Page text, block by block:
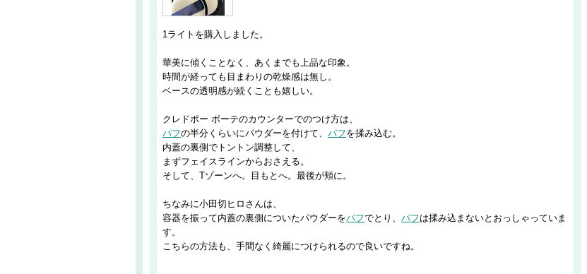
1ライトを購入しました。
華美に傾くことなく、あくまでも上品な印象。
時間が経っても目まわりの乾燥感は無し。
ベースの透明感が続くことも嬉しい。
クレドポー ボーテのカウンターでのつけ方は、
パフの半分くらいにパウダーを付けて、 パフを揉み込む。
内蓋の裏側でトントン調整して、
まずフェイスラインからおさえる。
そして、Tゾーンへ。目もとへ。最後が頬に。
ちなみに小田切ヒロさんは、
容器を振って内蓋の裏側についたパウダーをパフでとり、 パフは揉み込まないとおっしゃっていま
す。
こちらの方法も、手間なく綺麗につけられるので良いですね。